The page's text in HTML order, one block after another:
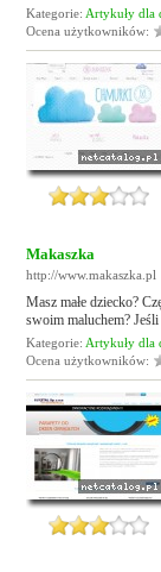
Kategorie: Artykuły dla
Ocena użytkowników:
Makaszka
http://www.makaszka.pl
Masz małe dziecko?
swoim maluchem?
Kategorie: Artykuły dla
Ocena użytkowników: